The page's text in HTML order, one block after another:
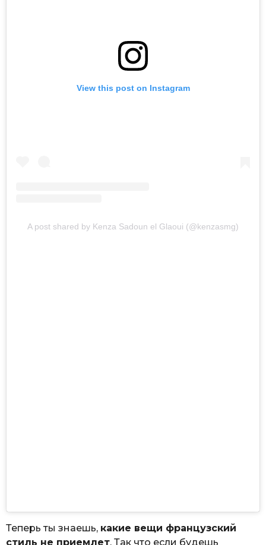
View this post on Instagram
A post shared by Kenza Sadoun el Glaoui (@kenzasmg)
Теперь ты знаешь, какие вещи французский
стиль не приемлет. Так что если будешь